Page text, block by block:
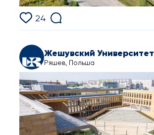
24
Жешувский Университет
Ряшев, Польша